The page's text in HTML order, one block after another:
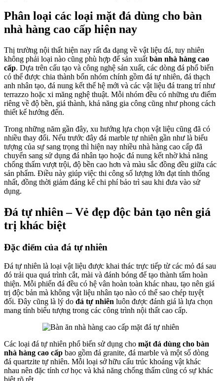
Phân loại các loại mặt đá dùng cho bàn
nhà hàng cao cấp hiện nay
Thị trường nội thất hiện nay rất đa dạng về vật liệu đá, tuy nhiên
không phải loại nào cũng phù hợp để sản xuất bàn nhà hàng cao
cấp. Dựa trên cấu tạo và công nghệ sản xuất, các dòng đá phổ biến
có thể được chia thành bốn nhóm chính gồm đá tự nhiên, đá thạch
anh nhân tạo, đá nung kết thế hệ mới và các vật liệu đá trang trí như
terrazzo hoặc xi măng nghệ thuật. Mỗi nhóm đều có những ưu điểm
riêng về độ bền, giá thành, khả năng gia công cũng như phong cách
thiết kế hướng đến.
Trong những năm gần đây, xu hướng lựa chọn vật liệu cũng đã có
nhiều thay đổi. Nếu trước đây đá marble tự nhiên gần như là biểu
tượng của sự sang trọng thì hiện nay nhiều nhà hàng cao cấp đã
chuyển sang sử dụng đá nhân tạo hoặc đá nung kết nhờ khả năng
chống thấm vượt trội, độ bền cao hơn và màu sắc đồng đều giữa các
sản phẩm. Điều này giúp việc thi công số lượng lớn đạt tính thống
nhất, đồng thời giảm đáng kể chi phí bảo trì sau khi đưa vào sử
dụng.
Đá tự nhiên – Vẻ đẹp độc bản tạo nên giá
trị khác biệt
Đặc điểm của đá tự nhiên
Đá tự nhiên là loại vật liệu được khai thác trực tiếp từ các mỏ đá sau
đó trải qua quá trình cắt, mài và đánh bóng để tạo thành tấm hoàn
thiện. Mỗi phiến đá đều có hệ vân hoàn toàn khác nhau, tạo nên giá
trị độc bản mà không vật liệu nhân tạo nào có thể sao chép tuyệt
đối. Đây cũng là lý do đá tự nhiên luôn được đánh giá là lựa chọn
mang tính biểu tượng trong các công trình nội thất cao cấp.
Các loại đá tự nhiên phổ biến sử dụng cho mặt đá dùng cho bàn
nhà hàng cao cấp bao gồm đá granite, đá marble và một số dòng
đá quartzite tự nhiên. Mỗi loại sở hữu cấu trúc khoáng vật khác
nhau nên đặc tính cơ học và khả năng chống thấm cũng có sự khác